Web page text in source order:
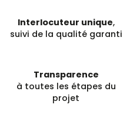
Interlocuteur unique,
suivi de la qualité garanti
Transparence
à toutes les étapes du
projet